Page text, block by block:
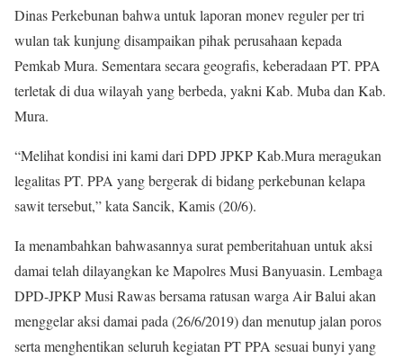
Dinas Perkebunan bahwa untuk laporan monev reguler per tri
wulan tak kunjung disampaikan pihak perusahaan kepada
Pemkab Mura. Sementara secara geografis, keberadaan PT. PPA
terletak di dua wilayah yang berbeda, yakni Kab. Muba dan Kab.
Mura.
“Melihat kondisi ini kami dari DPD JPKP Kab.Mura meragukan
legalitas PT. PPA yang bergerak di bidang perkebunan kelapa
sawit tersebut,” kata Sancik, Kamis (20/6).
Ia menambahkan bahwasannya surat pemberitahuan untuk aksi
damai telah dilayangkan ke Mapolres Musi Banyuasin. Lembaga
DPD-JPKP Musi Rawas bersama ratusan warga Air Balui akan
menggelar aksi damai pada (26/6/2019) dan menutup jalan poros
serta menghentikan seluruh kegiatan PT PPA sesuai bunyi yang